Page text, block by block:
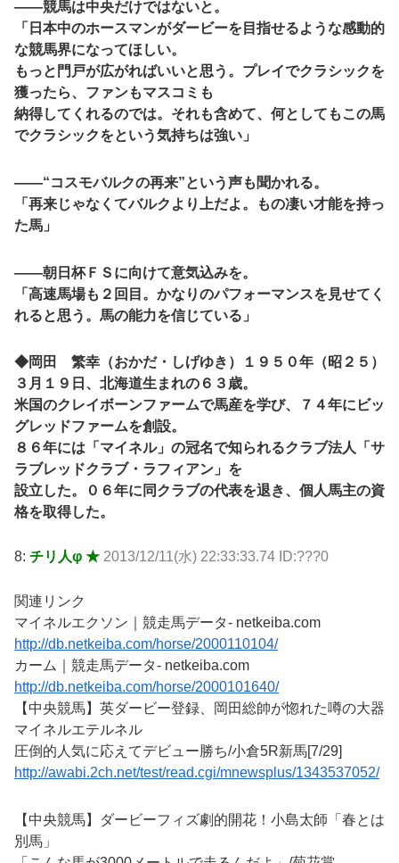
――競馬は中央だけではないと。
「日本中のホースマンがダービーを目指せるような感動的
な競馬界になってほしい。
もっと門戸が広がればいいと思う。プレイでクラシックを
獲ったら、ファンもマスコミも
納得してくれるのでは。それも含めて、何としてもこの馬
でクラシックをという気持ちは強い」
――“コスモバルクの再来”という声も聞かれる。
「再来じゃなくてバルクより上だよ。もの凄い才能を持っ
た馬」
――朝日杯ＦＳに向けて意気込みを。
「高速馬場も２回目。かなりのパフォーマンスを見せてく
れると思う。馬の能力を信じている」
◆岡田 繁幸（おかだ・しげゆき）１９５０年（昭２５）
３月１９日、北海道生まれの６３歳。
米国のクレイボーンファームで馬産を学び、７４年にビッ
グレッドファームを創設。
８６年には「マイネル」の冠名で知られるクラブ法人「サ
ラブレッドクラブ・ラフィアン」を
設立した。０６年に同クラブの代表を退き、個人馬主の資
格を取得した。
8: チリ人φ ★ 2013/12/11(水) 22:33:33.74 ID:???0
関連リンク
マイネルエクソン｜競走馬データ- netkeiba.com
http://db.netkeiba.com/horse/2000110104/
カーム｜競走馬データ- netkeiba.com
http://db.netkeiba.com/horse/2000101640/
【中央競馬】英ダービー登録、岡田総帥が惚れた噂の大器
マイネルエテルネル
圧倒的人気に応えてデビュー勝ち/小倉5R新馬[7/29]
http://awabi.2ch.net/test/read.cgi/mnewsplus/1343537052/
【中央競馬】ダービーフィズ劇的開花！小島太師「春とは
別馬」